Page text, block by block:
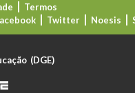
Termos
Twitter Noesis
(DGE)